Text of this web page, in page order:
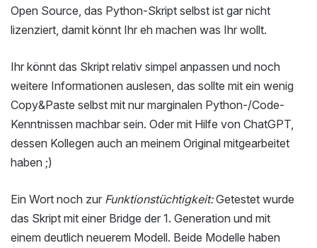
Open Source, das Python-Skript selbst ist gar nicht
lizenziert, damit könnt Ihr eh machen was Ihr wollt.
Ihr könnt das Skript relativ simpel anpassen und noch
weitere Informationen auslesen, das sollte mit ein wenig
Copy&Paste selbst mit nur marginalen Python-/Code-
Kenntnissen machbar sein. Oder mit Hilfe von ChatGPT,
dessen Kollegen auch an meinem Original mitgearbeitet
haben ;)
Ein Wort noch zur Funktionstüchtigkeit:Getestet wurde
das Skript mit einer Bridge der 1. Generation und mit
einem deutlich neuerem Modell. Beide Modelle haben